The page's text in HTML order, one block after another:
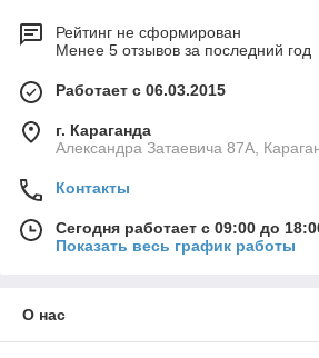
Рейтинг не сформирован
Менее 5 отзывов за последний год
Работает с 06.03.2015
г. Караганда
Александра Затаевича 87А,
Контакты
Сегодня работает с 09:00 до
Показать весь график работы
О нас